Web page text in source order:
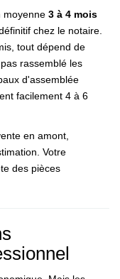
moyenne 3 à 4 mois
chez le notaire.
tout dépend de
rassemblé les
d'assemblée
facilement 4 à 6
en amont,
Votre
des pièces